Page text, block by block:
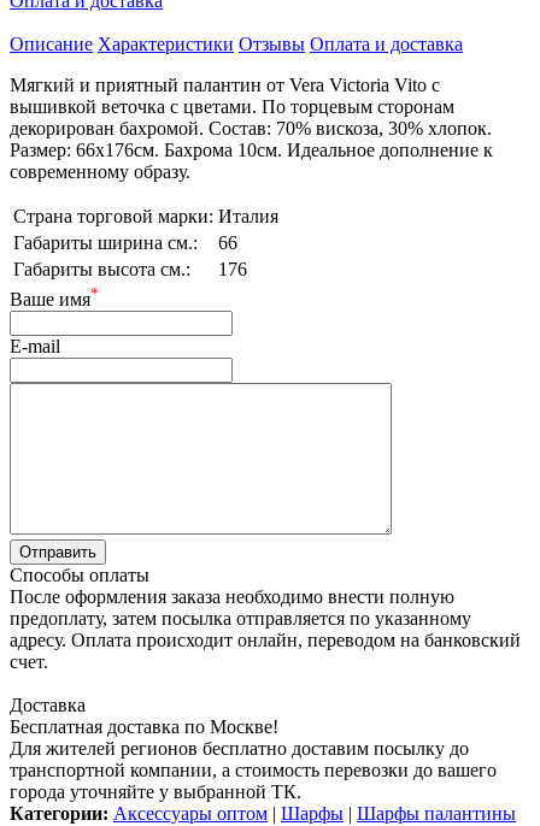
Описание Характеристики Отзывы Оплата и доставка
Мягкий и приятный палантин от Vera Victoria Vito с
вышивкой веточка с цветами. По торцевым сторонам
декорирован бахромой. Состав: 70% вискоза, 30% хлопок.
Размер: 66х176см. Бахрома 10см. Идеальное дополнение к
современному образу.
Страна торговой марки: Италия
Габариты ширина см.:
66
Габариты высота см.:
176
Ваше имя*
E-mail
Способы оплаты
После оформления заказа необходимо внести полную
предоплату, затем посылка отправляется по указанному
адресу. Оплата происходит онлайн, переводом на банковский
счет.
Доставка
Бесплатная доставка по Москве!
Для жителей регионов бесплатно доставим посылку до
транспортной компании, а стоимость перевозки до вашего
города уточняйте у выбранной ТК.
Категории: Аксессуары оптом | Шарфы | Шарфы палантины